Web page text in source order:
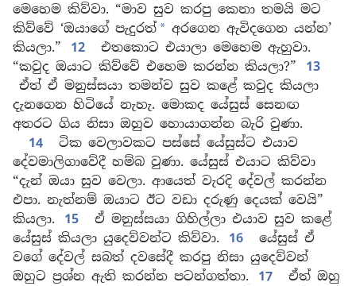
මෙහෙම කිව්වා. “මාව සුව කරපු කෙනා තමයි මට
කිව්වේ ‘ඔයාගේ පැදුරත් * අරගෙන ඇවිදගෙන යන්න’
කියලා.”
12
එතකොට එයාලා මෙහෙම ඇහුවා.
“කවුද ඔයාට කිව්වේ එහෙම කරන්න කියලා?”
13
ඒත් ඒ මනුස්සයා තමන්ව සුව කළේ කවුද කියලා
දැනගෙන හිටියේ නැහැ. මොකද යේසුස් සෙනඟ
අතරට ගිය නිසා ඔහුව හොයාගන්න බැරි වුණා.
14
ටික වෙලාවකට පස්සේ යේසුස්ට එයාව
දේවමාලිගාවේදී හම්බ වුණා. යේසුස් එයාට කිව්වා
“දැන් ඔයා සුව වෙලා. ආයෙත් වැරදි දේවල් කරන්න
එපා. නැත්නම් ඔයාට ඊට වඩා දරුණු දෙයක් වෙයි”
කියලා.
15
ඒ මනුස්සයා ගිහිල්ලා එයාව සුව කළේ
යේසුස් කියලා යුදෙව්වන්ට කිව්වා.
16
යේසුස් ඒ
වගේ දේවල් සබත් දවසේදී කරපු නිසා යුදෙව්වන්
ඔහුට ප්‍රශ්න ඇති කරන්න පටන්ගත්තා.
17
ඒත් ඔහු